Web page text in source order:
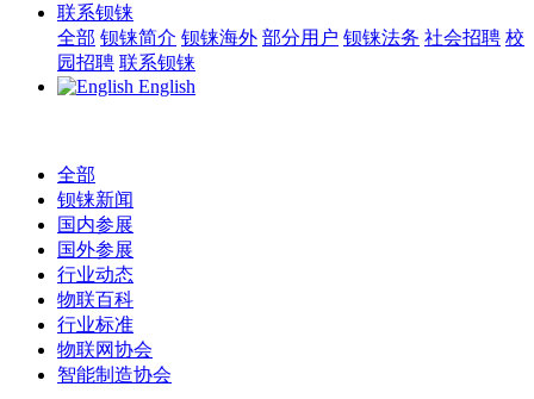
联系钡铼
全部 钡铼简介 钡铼海外 部分用户 钡铼法务 社会招聘 校
园招聘 联系钡铼
English
全部
钡铼新闻
国内参展
国外参展
行业动态
物联百科
行业标准
物联网协会
智能制造协会